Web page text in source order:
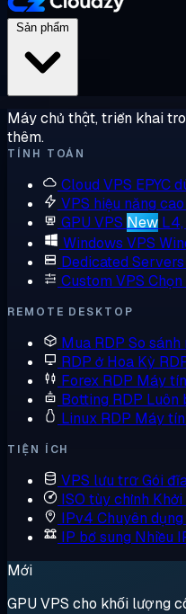
Máy chủ thật, triển khai
thêm.
TÍNH TOÁN
Cloud VPS EPYC
VPS hiệu năng cao
GPU VPS New
Windows VPS
Dedicated Servers
Custom VPS
REMOTE DESKTOP
Mua RDP So sánh
RDP ở Hoa Kỳ
Forex RDP Máy
Botting RDP Luôn
Linux RDP Máy
TIỆN ÍCH
VPS lưu trữGói
ISO tùy chỉnh
IPv4 Chuyên dụng
IP bổ sung Nhiều
Mới
GPU VPS cho khối lượng